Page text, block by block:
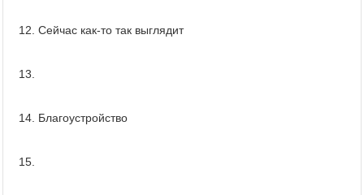
12. Сейчас как-то так выглядит
13.
14. Благоустройство
15.